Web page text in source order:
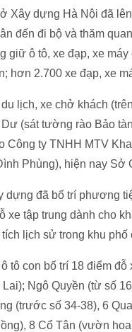
Xây dựng Hà Nội đã
đến đi bộ và thăm
giữ ô tô, xe đạp, xe
hơn 2.700 xe đạp, xe
lịch, xe chở khách
Dư (sát tường rào Bảo
Công ty TNHH MTV
Phùng), hiện nay Sở
dựng đã bố trí phương
xe tập trung dành cho
tích lịch sử trong khu
tô con bố trí 18 điểm
Lai); Ngô Quyền (từ số
(trước số 34-38), 6
8 Cổ Tân (vườn